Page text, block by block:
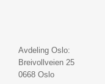
Avdeling Oslo:
Breivollveien 25
0668 Oslo